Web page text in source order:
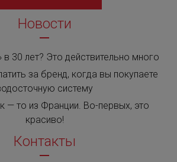
Новости
в 30 лет? Это действительно много
за бренд, когда вы покупаете
систему
— то из Франции. Во-первых, это
красиво!
Контакты